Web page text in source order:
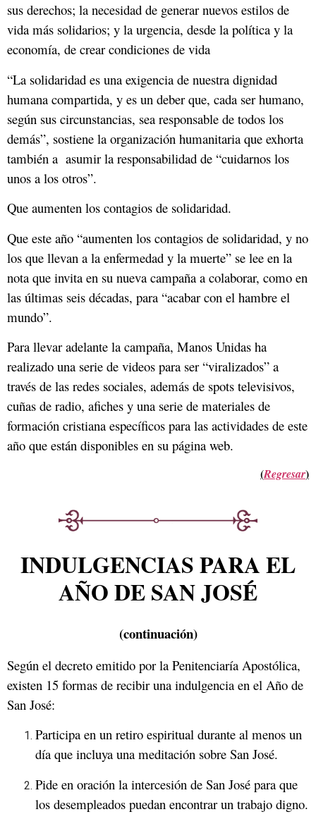
sus derechos; la necesidad de generar nuevos estilos de
vida más solidarios; y la urgencia, desde la política y la
economía, de crear condiciones de vida
“La solidaridad es una exigencia de nuestra dignidad
humana compartida, y es un deber que, cada ser humano,
según sus circunstancias, sea responsable de todos los
demás”, sostiene la organización humanitaria que exhorta
también a asumir la responsabilidad de “cuidarnos los
unos a los otros”.
Que aumenten los contagios de solidaridad.
Que este año “aumenten los contagios de solidaridad, y no
los que llevan a la enfermedad y la muerte” se lee en la
nota que invita en su nueva campaña a colaborar, como en
las últimas seis décadas, para “acabar con el hambre el
mundo”.
Para llevar adelante la campaña, Manos Unidas ha
realizado una serie de videos para ser “viralizados” a
través de las redes sociales, además de spots televisivos,
cuñas de radio, afiches y una serie de materiales de
formación cristiana específicos para las actividades de este
año que están disponibles en su página web.
(Regresar)
INDULGENCIAS PARA EL
AÑO DE SAN JOSÉ
(continuación)
Según el decreto emitido por la Penitenciaría Apostólica,
existen 15 formas de recibir una indulgencia en el Año de
San José:
Participa en un retiro espiritual durante al menos un
día que incluya una meditación sobre San José.
Pide en oración la intercesión de San José para que
los desempleados puedan encontrar un trabajo digno.